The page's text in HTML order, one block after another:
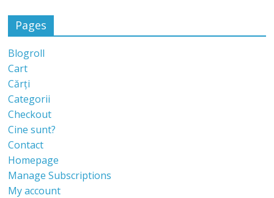
Pages
Blogroll
Cart
Cărți
Categorii
Checkout
Cine sunt?
Contact
Homepage
Manage Subscriptions
My account